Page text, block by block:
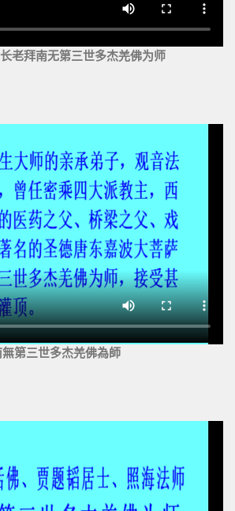
老拜南无第三世多杰羌佛为师
第三世多杰羌佛為師